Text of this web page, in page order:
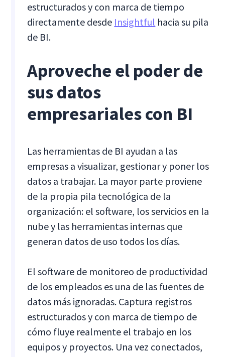
estructurados y con marca de tiempo
directamente desde Insightful hacia su pila
de BI.
Aproveche el poder de
sus datos
empresariales con BI
Las herramientas de BI ayudan a las
empresas a visualizar, gestionar y poner los
datos a trabajar. La mayor parte proviene
de la propia pila tecnológica de la
organización: el software, los servicios en la
nube y las herramientas internas que
generan datos de uso todos los días.
El software de monitoreo de productividad
de los empleados es una de las fuentes de
datos más ignoradas. Captura registros
estructurados y con marca de tiempo de
cómo fluye realmente el trabajo en los
equipos y proyectos. Una vez conectados,